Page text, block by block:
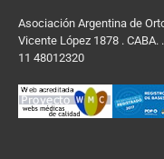
Asociación Argentina de
Vicente López 1878 . CABA.
11 48012320